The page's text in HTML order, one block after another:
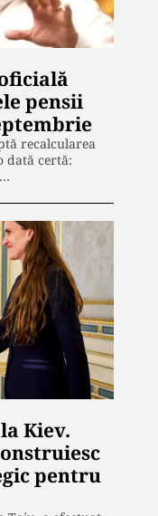
pensii
recalcularea
dată certă:
Kiev.
pentru